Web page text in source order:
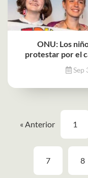
ONU: Los
protestar por el
Sep
« Anterior 1
7 8